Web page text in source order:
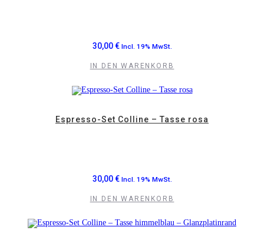
30,00€ Incl. 19% MwSt.
IN DEN WARENKORB
Espresso-Set Colline – Tasse rosa
30,00€ Incl. 19% MwSt.
IN DEN WARENKORB